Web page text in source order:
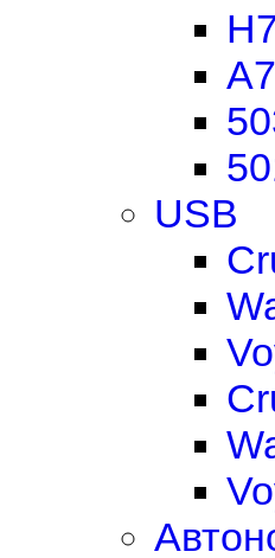
A7
USB